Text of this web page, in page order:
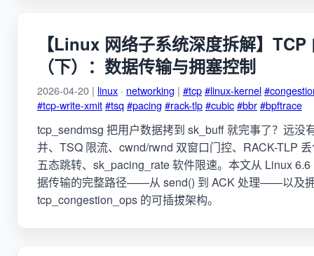
【Linux 网络子系统深度拆解】TCP
（下）：数据传输与拥塞控制
2026-04-20 | linux · networking | #tcp#linux-kernel
#tcp-write-xmit#tsq#pacing #rack-tlp#cubic#bbr#bpftrace
tcp_sendmsg 把用户数据拷到 sk_buff 就完事了？远没
并、TSQ 限流、cwnd/rwnd 双窗口门控、RACK-TLP
五态跳转、sk_pacing_rate 软件限速。本文从 Linux
据传输的完整路径——从 send() 到 ACK 处理——以及
tcp_congestion_ops 的可插拔架构。